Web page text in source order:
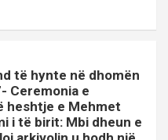
të hynte në dhomën
Ceremonia e
heshtje e Mehmet
i të birit: Mbi dheun e